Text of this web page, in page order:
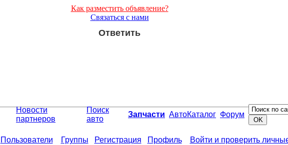
Как разместить объявление?
Связаться с нами
Ответить
Новости
партнеров
Поиск
авто
Запчасти АвтоКаталог Форум
Пользователи Группы Регистрация Профиль Войти и проверить